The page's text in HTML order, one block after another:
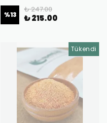
%13
₺ 247.00
₺ 215.00
Tükendi